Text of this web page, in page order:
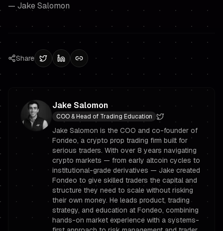
— Jake Salomon
Share
Jake Salomon
COO & Head of Trading Education
Jake Salomon is the COO and co-founder of
Fondeo, a crypto prop trading firm built for
serious traders. With over 8 years navigating
crypto markets — from early altcoin cycles to
institutional-grade derivatives — Jake created
Fondeo to give skilled traders the capital and
structure they need to scale without risking
their own money. He leads product, trading
strategy, and education at Fondeo, combining
hands-on market experience with a systems-